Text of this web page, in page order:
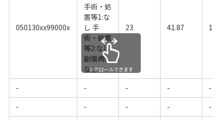
050130xx99000x
手術・処
置等1:な
し 手
術・処置
等2:なし
副傷病:
なし
23 41.87
- - - -
-
-
- - -
-
スクロールできます